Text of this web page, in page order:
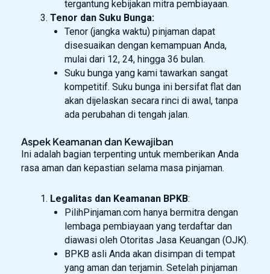
tergantung kebijakan mitra pembiayaan.
Tenor dan Suku Bunga:
Tenor (jangka waktu) pinjaman dapat
disesuaikan dengan kemampuan Anda,
mulai dari 12, 24, hingga 36 bulan.
Suku bunga yang kami tawarkan sangat
kompetitif. Suku bunga ini bersifat flat dan
akan dijelaskan secara rinci di awal, tanpa
ada perubahan di tengah jalan.
Aspek Keamanan dan Kewajiban
Ini adalah bagian terpenting untuk memberikan Anda
rasa aman dan kepastian selama masa pinjaman.
Legalitas dan Keamanan BPKB:
PilihPinjaman.com hanya bermitra dengan
lembaga pembiayaan yang terdaftar dan
diawasi oleh Otoritas Jasa Keuangan (OJK).
BPKB asli Anda akan disimpan di tempat
yang aman dan terjamin. Setelah pinjaman